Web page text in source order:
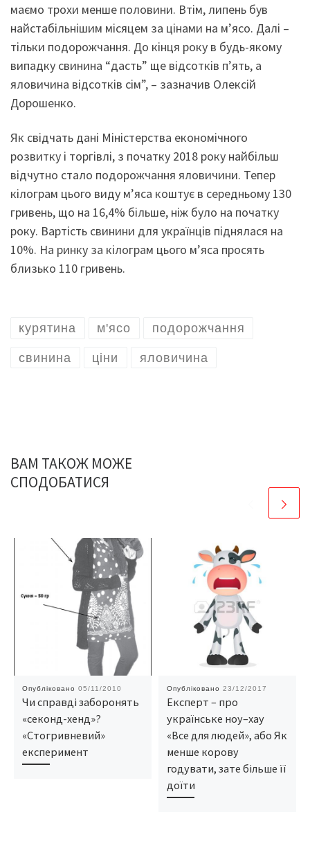
маємо трохи менше половини. Втім, липень був
найстабільнішим місяцем за цінами на м’ясо. Далі –
тільки подорожчання. До кінця року в будь-якому
випадку свинина “дасть” ще відсотків п’ять, а
яловичина відсотків сім”, – зазначив Олексій
Дорошенко.
Як свідчать дані Міністерства економічного
розвитку і торгівлі, з початку 2018 року найбільш
відчутно стало подорожчання яловичини. Тепер
кілограм цього виду м’яса коштує в середньому 130
гривень, що на 16,4% більше, ніж було на початку
року. Вартість свинини для українців піднялася на
10%. На ринку за кілограм цього м’яса просять
близько 110 гривень.
курятина м'ясо подорожчання
свинина ціни яловичина
ВАМ ТАКОЖ МОЖЕ
СПОДОБАТИСЯ
Опубліковано 05/11/2010
Чи справді заборонять
«секонд-хенд»?
«Стогривневий»
експеримент
Опубліковано 23/12/2017
Експерт – про
українське ноу–хау
«Все для людей», або Як
менше корову
годувати, зате більше її
доїти